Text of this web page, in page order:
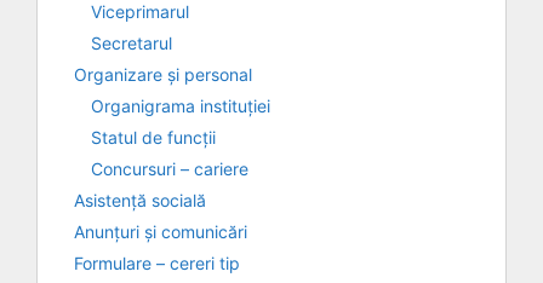
Viceprimarul
Secretarul
Organizare și personal
Organigrama instituției
Statul de funcții
Concursuri – cariere
Asistență socială
Anunțuri și comunicări
Formulare – cereri tip